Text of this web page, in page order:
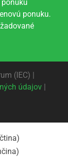
ponuku.
(IEC) |
údajov|
)
)